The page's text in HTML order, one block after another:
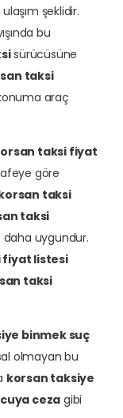
şeklidir.
bu
sürücüsüne
taksi
araç
taksi fiyat
göre
taksi
taksi
daha uygundur.
fiyat listesi
taksi
binmek suç
olmayan bu
korsan taksiye
ceza gibi